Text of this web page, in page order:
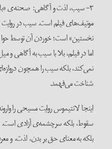
۳- سیب، لذت و آگاهی: صحنه‌ی
موتیف‌های فیلم است. سیب در
نخستین» است؛ خوردن آن توسط
اما در فیلم، بلا با سیب به آگاهی و
نمی‌کند، بلکه سیب را همچون
شناخت می‌فهمد.
اینجا لانتیموس روایت مسیحی را
سقوط، بلکه سرچشمه‌ی آزادی است.
بلکه به معنای حق بر بدن، لذت، و